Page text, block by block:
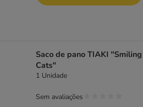
Saco de pano TIAKI "Smiling
Cats"
1 Unidade
Sem avaliações